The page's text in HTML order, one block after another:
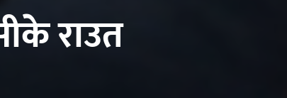
राउत